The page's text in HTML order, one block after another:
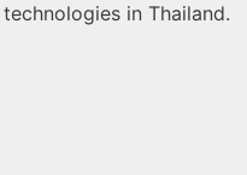
in Thailand.